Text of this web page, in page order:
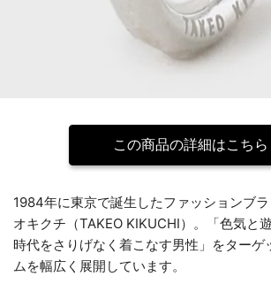
この商品の詳細はこちら
1984年に東京で誕生したファッションブ
オキクチ（TAKEO KIKUCHI）。「色気と
時代をさりげなく着こなす男性」をターゲ
ムを幅広く展開しています。